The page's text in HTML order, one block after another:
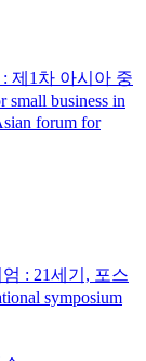
제1차 아시아 중
business in
forum for
: 21세기, 포스
symposium